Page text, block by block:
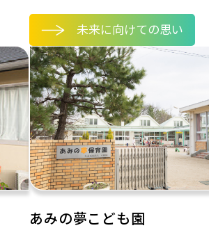
未来に向けての思い
あみの夢こども園